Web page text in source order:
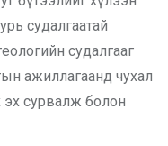
судалгаатай
судалгааг
ажиллагаанд чухал
эх сурвалж болон